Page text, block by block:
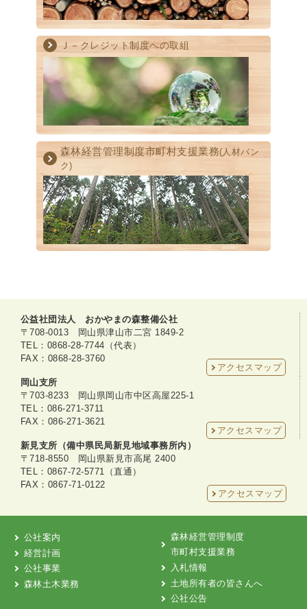
Ｊ－クレジット制度への取組
森林経営管理制度市町村支援業務(人材バン
ク)
公益社団法人 おかやまの森整備公社
〒708-0013 岡山県津山市二宮 1849-2
TEL：0868-28-7744（代表）
FAX：0868-28-3760
アクセスマップ
岡山支所
〒703-8233 岡山県岡山市中区高屋225-1
TEL：086-271-3711
FAX：086-271-3621
アクセスマップ
新見支所（備中県民局新見地域事務所内）
〒718-8550 岡山県新見市高尾 2400
TEL：0867-72-5771（直通）
FAX：0867-71-0122
アクセスマップ
公社案内
経営計画
公社事業
森林土木業務
森林経営管理制度
市町村支援業務
入札情報
土地所有者の皆さんへ
公社公告